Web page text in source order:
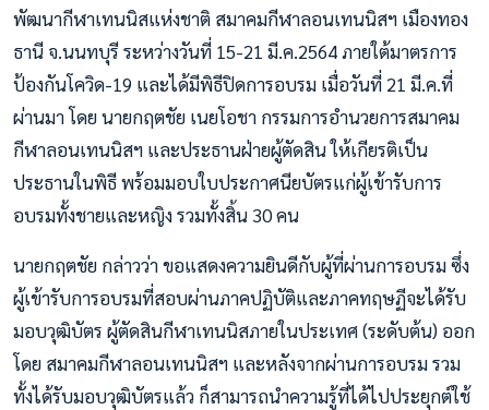
พัฒนากีฬาเทนนิสแห่งชาติ สมาคมกีฬาลอนเทนนิสฯ เมืองทอง
ธานี จ.นนทบุรี ระหว่างวันที่ 15-21 มี.ค.2564 ภายใต้มาตรการ
ป้องกันโควิด-19 และได้มีพิธีปิดการอบรม เมื่อวันที่ 21 มี.ค.ที่
ผ่านมา โดย นายกฤตชัย เนยโอชา กรรมการอำนวยการสมาคม
กีฬาลอนเทนนิสฯ และประธานฝ่ายผู้ตัดสิน ให้เกียรติเป็น
ประธานในพิธี พร้อมมอบใบประกาศนียบัตรแก่ผู้เข้ารับการ
อบรมทั้งชายและหญิง รวมทั้งสิ้น 30 คน
นายกฤตชัย กล่าวว่า ขอแสดงความยินดีกับผู้ที่ผ่านการอบรม ซึ่ง
ผู้เข้ารับการอบรมที่สอบผ่านภาคปฏิบัติและภาคทฤษฏีจะได้รับ
มอบวุฒิบัตร ผู้ตัดสินกีฬาเทนนิสภายในประเทศ (ระดับต้น) ออก
โดย สมาคมกีฬาลอนเทนนิสฯ และหลังจากผ่านการอบรม รวม
ทั้งได้รับมอบวุฒิบัตรแล้ว ก็สามารถนำความรู้ที่ได้ไปประยุกต์ใช้